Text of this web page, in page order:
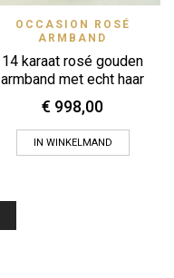
OCCASION ROSÉ
ARMBAND
14 karaat rosé gouden
armband met echt haar
€ 998,00
IN WINKELMAND